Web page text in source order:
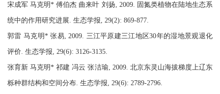
宋成军 马克明* 傅伯杰 曲来叶 刘扬, 2009. 固氮类植物在陆地生态系
统中的作用研究进展. 生态学报, 29(2): 869-877.
郭雷 马克明* 张易, 2009. 三江平原建三江地区30年的湿地景观退化
评价. 生态学报, 29(6): 3126-3135.
张育新 马克明* 祁建 冯云 张洁瑜, 2009. 北京东灵山海拔梯度上辽东
栎种群结构和空间分布. 生态学报, 29(6): 2789-2796.